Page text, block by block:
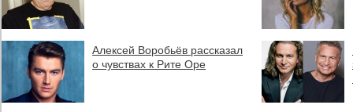
Алексей Воробьёв рассказал
о чувствах к Рите Оре